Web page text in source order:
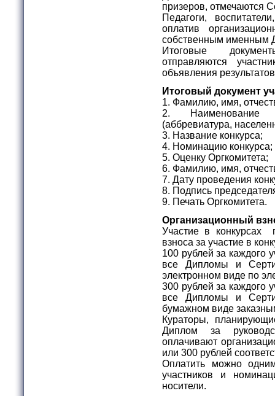
призеров, отмечаются
Педагоги,
оплатив
собственным именным
Итоговые
отправляются
объявления
Итоговый документ
1. Фамилию, имя,
2. Наименование
(аббревиатура,
3. Название конкурса;
4. Номинацию конкурса;
5. Оценку Оргкомитета;
6. Фамилию, имя,
7. Дату проведения
8. Подпись
9. Печать Оргкомитета.
Организационный
Участие в конкурсах
взноса за участие в
100 рублей за каждого
все Дипломы и
электронном виде по
300 рублей за каждого
все Дипломы и
бумажном виде
Кураторы,
Диплом за
оплачивают
или 300 рублей
Оплатить можно
участников и
носители.